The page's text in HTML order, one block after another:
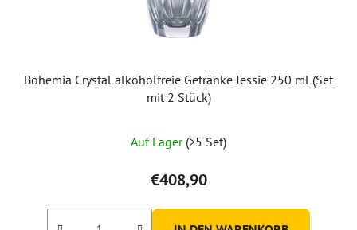
Bohemia Crystal alkoholfreie Getränke Jessie 250 ml (Set
mit 2 Stück)
Auf Lager (>5 Set)
€408,90